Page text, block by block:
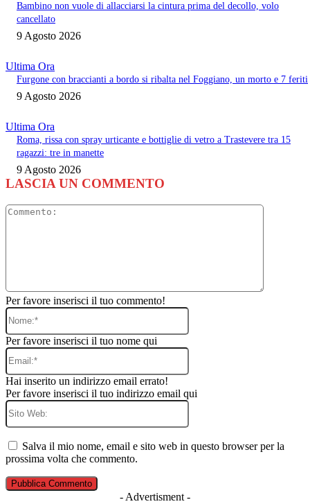
Bambino non vuole di allacciarsi la cintura prima del decollo, volo
cancellato
9 Agosto 2026
Ultima Ora
Furgone con braccianti a bordo si ribalta nel Foggiano, un morto e 7 feriti
9 Agosto 2026
Ultima Ora
Roma, rissa con spray urticante e bottiglie di vetro a Trastevere tra 15
ragazzi: tre in manette
9 Agosto 2026
LASCIA UN COMMENTO
Per favore inserisci il tuo commento!
Nome:*
Per favore inserisci il tuo nome qui
Email:*
Hai inserito un indirizzo email errato!
Per favore inserisci il tuo indirizzo email qui
Sito
Salva il mio nome, email e sito web in questo browser per la
prossima volta che commento.
- Advertisment -